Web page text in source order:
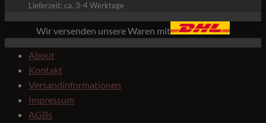
Lieferzeit: ca. 3-4 Werktage
Wir versenden unsere Waren mit
About
Kontakt
Versandinformationen
Impressum
AGBs